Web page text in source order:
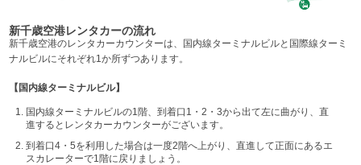
新千歳空港レンタカーの流れ
新千歳空港のレンタカーカウンターは、国内線ターミナルビルと国際線ターミ
ナルビルにそれぞれ1か所ずつあります。
【国内線ターミナルビル】
国内線ターミナルビルの1階、到着口1・2・3から出て左に曲がり、直
進するとレンタカーカウンターがございます。
到着口4・5を利用した場合は一度2階へ上がり、直進して正面にあるエ
スカレーターで1階に戻りましょう。